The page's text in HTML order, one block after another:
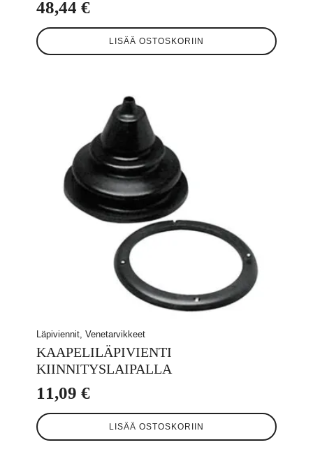
48,44 €
LISÄÄ OSTOSKORIIN
Läpiviennit, Venetarvikkeet
KAAPELILÄPIVIENTI
KIINNITYSLAIPALLA
11,09 €
LISÄÄ OSTOSKORIIN